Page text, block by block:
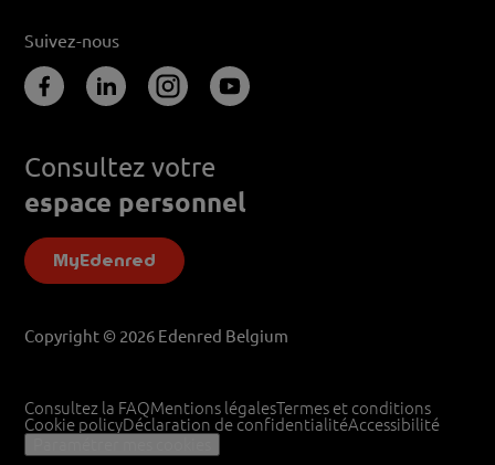
Suivez-nous
Consultez votre
espace personnel
MyEdenred
Copyright © 2026 Edenred Belgium
Consultez la FAQMentions légalesTermes et conditions
Cookie policyDéclaration de confidentialitéAccessibilité